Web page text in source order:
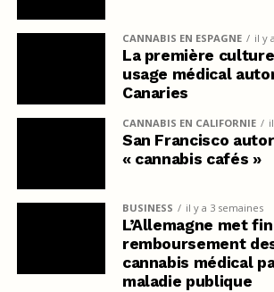
CANNABIS EN ESPAGNE il y
La première
usage médical
Canaries
CANNABIS EN CALIFORNIE
San Francisco
« cannabis cafés »
BUSINESS il y a 3 semaines
L’Allemagne met
remboursement
cannabis médical
maladie publique